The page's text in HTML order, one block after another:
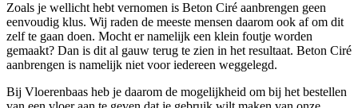
Zoals je wellicht hebt vernomen is Beton Ciré aanbrengen geen
eenvoudig klus. Wij raden de meeste mensen daarom ook af om dit
zelf te gaan doen. Mocht er namelijk een klein foutje worden
gemaakt? Dan is dit al gauw terug te zien in het resultaat. Beton Ciré
aanbrengen is namelijk niet voor iedereen weggelegd.
Bij Vloerenbaas heb je daarom de mogelijkheid om bij het bestellen